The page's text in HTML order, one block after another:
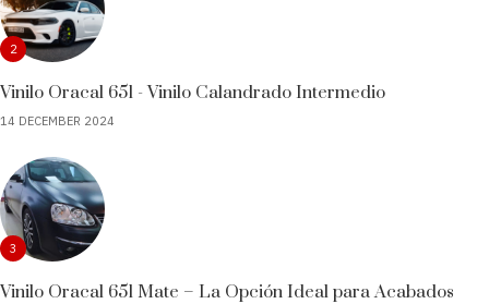
2
Vinilo Oracal 651 - Vinilo Calandrado Intermedio
14 DECEMBER 2024
3
Vinilo Oracal 651 Mate – La Opción Ideal para Acabados